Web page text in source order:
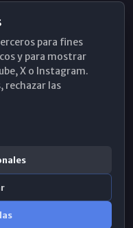
para fines
y para mostrar
X o Instagram.
rechazar las